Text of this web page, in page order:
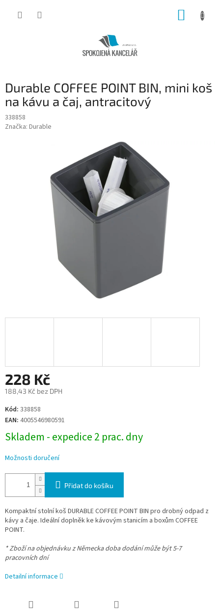
Durable COFFEE POINT BIN, mini koš
na kávu a čaj, antracitový
338858
Značka: Durable
228 Kč
188,43 Kč bez DPH
Měrná
cena:
Kód: 338858
EAN: 4005546980591
Skladem - expedice 2 prac. dny
Možnosti doručení
Přidat do košíku
Kompaktní stolní koš DURABLE COFFEE POINT BIN pro drobný odpad z
kávy a čaje. Ideální doplněk ke kávovým stanicím a boxům COFFEE
POINT.
* Zboží na objednávku z Německa doba dodání může být 5-7
pracovních dní
Detailní informace